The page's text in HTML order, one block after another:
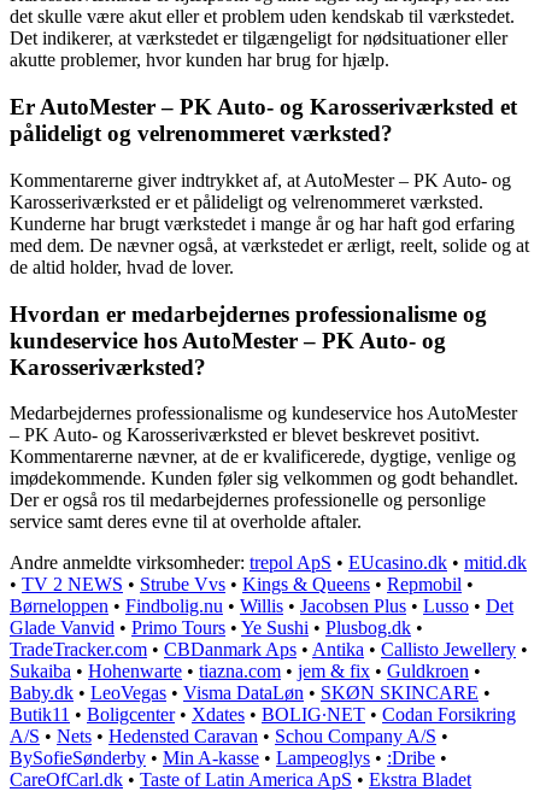
det skulle være akut eller et problem uden kendskab til værkstedet.
Det indikerer, at værkstedet er tilgængeligt for nødsituationer eller
akutte problemer, hvor kunden har brug for hjælp.
Er AutoMester – PK Auto- og Karosseriværksted et
pålideligt og velrenommeret værksted?
Kommentarerne giver indtrykket af, at AutoMester – PK Auto- og
Karosseriværksted er et pålideligt og velrenommeret værksted.
Kunderne har brugt værkstedet i mange år og har haft god erfaring
med dem. De nævner også, at værkstedet er ærligt, reelt, solide og at
de altid holder, hvad de lover.
Hvordan er medarbejdernes professionalisme og
kundeservice hos AutoMester – PK Auto- og
Karosseriværksted?
Medarbejdernes professionalisme og kundeservice hos AutoMester
– PK Auto- og Karosseriværksted er blevet beskrevet positivt.
Kommentarerne nævner, at de er kvalificerede, dygtige, venlige og
imødekommende. Kunden føler sig velkommen og godt behandlet.
Der er også ros til medarbejdernes professionelle og personlige
service samt deres evne til at overholde aftaler.
Andre anmeldte virksomheder: trepol ApS • EUcasino.dk • mitid.dk
• TV 2 NEWS • Strube Vvs • Kings & Queens • Repmobil •
Børneloppen • Findbolig.nu • Willis • Jacobsen Plus • Lusso • Det
Glade Vanvid • Primo Tours • Ye Sushi • Plusbog.dk •
TradeTracker.com • CBDanmark Aps • Antika • Callisto Jewellery •
Sukaiba • Hohenwarte • tiazna.com • jem & fix • Guldkroen •
Baby.dk • LeoVegas • Visma DataLøn • SKØN SKINCARE •
Butik11 • Boligcenter• Xdates • BOLIG∙NET • Codan Forsikring
A/S • Nets • Hedensted Caravan • Schou Company A/S •
BySofieSønderby • Min A-kasse • Lampeoglys • :Dribe •
CareOfCarl.dk • Taste of Latin America ApS • Ekstra Bladet